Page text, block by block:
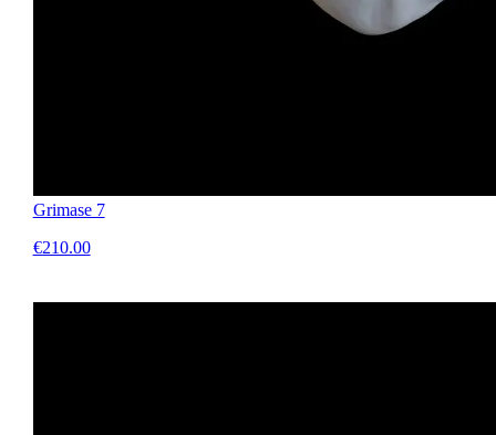
Grimase 7
€210.00